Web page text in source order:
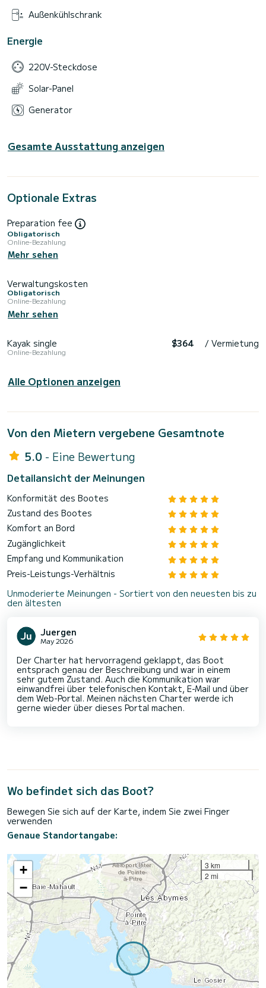
Außenkühlschrank
Energie
220V-Steckdose
Solar-Panel
Generator
Gesamte Ausstattung anzeigen
Optionale Extras
Preparation fee
Obligatorisch
Online-Bezahlung
Mehr sehen
Verwaltungskosten
Obligatorisch
Online-Bezahlung
Mehr sehen
Kayak single
Online-Bezahlung
$364 / Vermietung
Alle Optionen anzeigen
Von den Mietern vergebene Gesamtnote
5.0 - Eine Bewertung
Detailansicht der Meinungen
Konformität des Bootes
Zustand des Bootes
Komfort an Bord
Zugänglichkeit
Empfang und Kommunikation
Preis-Leistungs-Verhältnis
Unmoderierte Meinungen - Sortiert von den neuesten bis zu
den ältesten
Juergen
May 2026
Der Charter hat hervorragend geklappt, das Boot
entsprach genau der Beschreibung und war in einem
sehr gutem Zustand. Auch die Kommunikation war
einwandfrei über telefonischen Kontakt, E-Mail und über
dem Web-Portal. Meinen nächsten Charter werde ich
gerne wieder über dieses Portal machen.
Wo befindet sich das Boot?
Bewegen Sie sich auf der Karte, indem Sie zwei Finger
verwenden
Genaue Standortangabe:
+
−
3 km
2 mi